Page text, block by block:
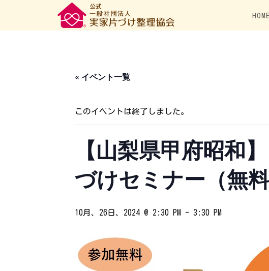
HOME
« イベント一覧
このイベントは終了しました。
【山梨県甲府昭和
づけセミナー（無料
10月、26日、2024 @ 2:30 PM - 3:30 PM